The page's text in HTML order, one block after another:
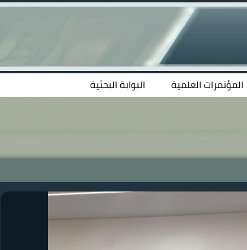
المؤتمرات العلمية البوابة البحثية